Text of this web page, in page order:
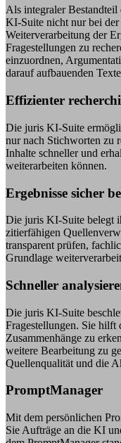
Als integraler Bestandteil
KI-Suite nicht nur bei der
Weiterverarbeitung der
Fragestellungen zu
einzuordnen,
darauf aufbauenden
Effizienter
Die juris KI-Suite
nur nach Stichworten zu
Inhalte schneller und
weiterarbeiten können.
Ergebnisse sicher
Die juris KI-Suite belegt
zitierfähigen
transparent prüfen,
Grundlage
Schneller
Die juris KI-Suite
Fragestellungen. Sie hilft
Zusammenhänge zu
weitere Bearbeitung zu
Quellenqualität und die
PromptManager
Mit dem persönlichen
Sie Aufträge an die KI